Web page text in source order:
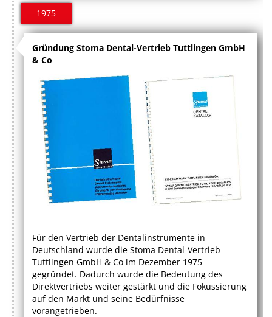
1975
Gründung Stoma Dental-Vertrieb Tuttlingen GmbH
& Co
Für den Vertrieb der Dentalinstrumente in
Deutschland wurde die Stoma Dental-Vertrieb
Tuttlingen GmbH & Co im Dezember 1975
gegründet. Dadurch wurde die Bedeutung des
Direktvertriebs weiter gestärkt und die Fokussierung
auf den Markt und seine Bedürfnisse
vorangetrieben.